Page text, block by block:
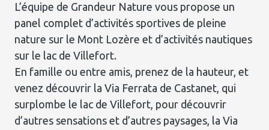
L’équipe de Grandeur Nature vous propose un
panel complet d’activités sportives de pleine
nature sur le Mont Lozère et d’activités nautiques
sur le lac de Villefort.
En famille ou entre amis, prenez de la hauteur, et
venez découvrir la Via Ferrata de Castanet, qui
surplombe le lac de Villefort, pour découvrir
d’autres sensations et d’autres paysages, la Via